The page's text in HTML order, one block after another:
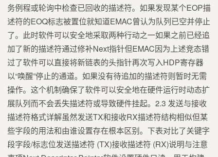
务例程或轮询中检查已回收的描述符。如果发现某个EOP描
述符的EOQ标志被置位就知道EMAC曾认为队列已空并停止
了。此时软件可以安全地采取两种行动之一如果之前已经追
加了新的描述符通过修补Next指针但EMAC因为上述竞态错
过了软件可以直接将新链表的头指针再次写入HDP寄存器
以“唤醒”停止的通道。如果没有待追加的描述符则暂时无需
操作。这个机制确保了软件可以安全地在硬件运行时动态扩
展队列而不会丢失描述符或导致硬件挂起。2.3 发送与接收
描述符格式详解虽然发送TX和接收RX描述符结构相似但某
些字段的用法和由谁设置存在根本区别。下表对比了关键字
段字段/标志位发送描述符 (TX)接收描述符 (RX)说明与注意